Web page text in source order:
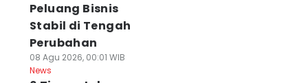
Peluang Bisnis
Stabil di Tengah
Perubahan
08 Agu 2026, 00:01 WIB
News